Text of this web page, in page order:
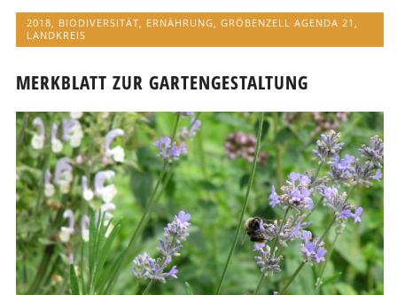
2018, BIODIVERSITÄT, ERNÄHRUNG,GRÖBENZELL AGENDA 21,
LANDKREIS
MERKBLATT ZUR GARTENGESTALTUNG